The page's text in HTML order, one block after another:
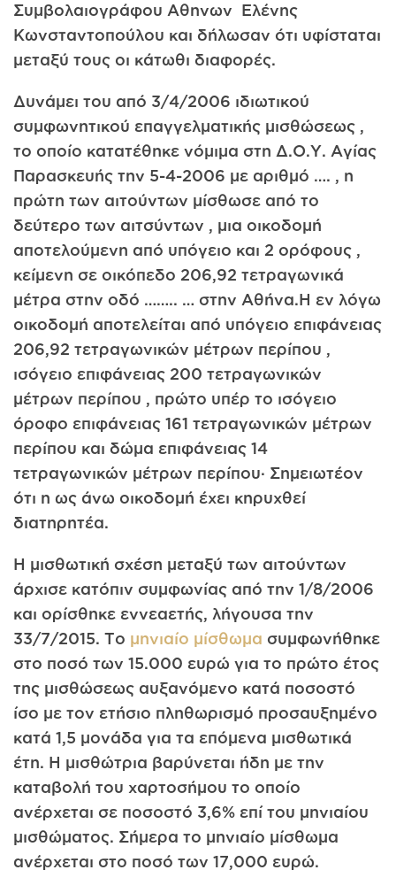
Συμβολαιογράφου Αθηνων Ελένης
Κωνσταντοπούλου και δήλωσαν ότι υφίσταται
μεταξύ τους οι κάτωθι διαφορές.
Δυνάμει του από 3/4/2006 ιδιωτικού
συμφωνητικού επαγγελματικής μισθώσεως ,
το οποίο κατατέθηκε νόμιμα στη Δ.Ο.Υ. Αγίας
Παρασκευής την 5-4-2006 με αριθμό …. , η
πρώτη των αιτούντων μίσθωσε από το
δεύτερο των αιτσύντων , μια οικοδομή
αποτελούμενη από υπόγειο και 2 ορόφους ,
κείμενη σε οικόπεδο 206,92 τετραγωνικά
μέτρα στην οδό …….. … στην Αθήνα.Η εν λόγω
οικοδομή αποτελείται από υπόγειο επιφάνειας
206,92 τετραγωνικών μέτρων περίπου ,
ισόγειο επιφάνειας 200 τετραγωνικών
μέτρων περίπου , πρώτο υπέρ το ισόγειο
όροφο επιφάνειας 161 τετραγωνικών μέτρων
περίπου και δώμα επιφάνειας 14
τετραγωνικών μέτρων περίπου· Σημειωτέον
ότι η ως άνω οικοδομή έχει κηρυχθεί
διατηρητέα.
Η μισθωτική σχέση μεταξύ των αιτούντων
άρχισε κατόπιν συμφωνίας από την 1/8/2006
και ορίσθηκε εννεαετής, λήγουσα την
33/7/2015. Το μηνιαίο μίσθωμα συμφωνήθηκε
στο ποσό των 15.000 ευρώ για το πρώτο έτος
της μισθώσεως αυξανόμενο κατά ποσοστό
ίσο με τον ετήσιο πληθωρισμό προσαυξημένο
κατά 1,5 μονάδα για τα επόμενα μισθωτικά
έτη. Η μισθώτρια βαρύνεται ήδη με την
καταβολή του χαρτοσήμου το οποίο
ανέρχεται σε ποσοστό 3,6% επί του μηνιαίου
μισθώματος. Σήμερα το μηνιαίο μίσθωμα
ανέρχεται στο ποσό των 17,000 ευρώ.